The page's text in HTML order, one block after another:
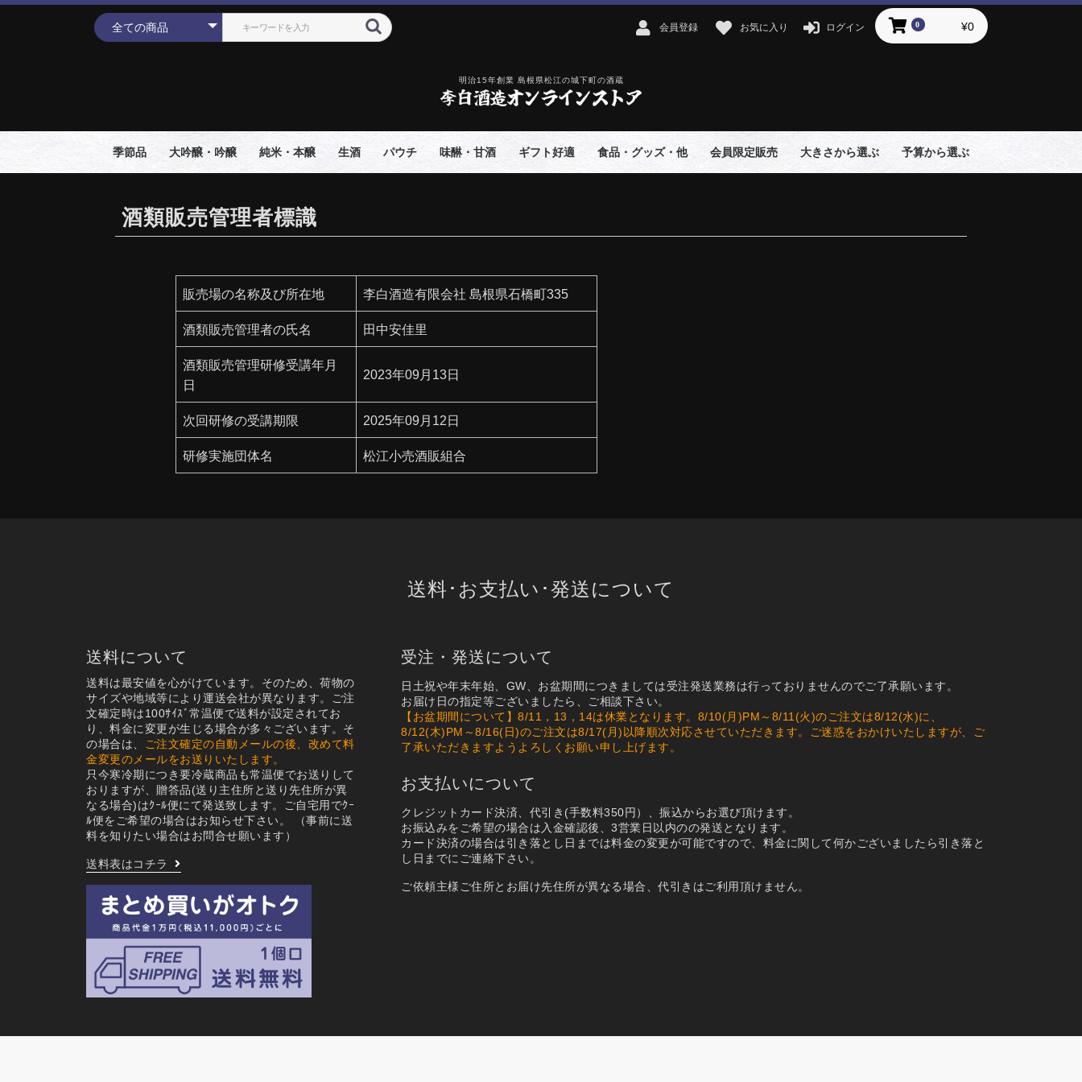
会員登録 お気に入り ログイン 0 ¥0
明治15年創業 島根県松江の城下町の酒蔵
季節品 大吟醸・吟醸 純米・本醸 生酒 パウチ 味醂・甘酒 ギフト好適 食品・グッズ・他 会員限定販売 大きさから選ぶ 予算から選ぶ
酒類販売管理者標識
販売場の名称及び所在地 李白酒造有限会社 島根県石橋町335
酒類販売管理者の氏名 田中安佳里
酒類販売管理研修受講年月
日
2023年09月13日
次回研修の受講期限 2025年09月12日
研修実施団体名 松江小売酒販組合
送料･お支払い･発送について
送料について
送料は最安値を心がけています。そのため、荷物の
サイズや地域等により運送会社が異なります。ご注
文確定時は100ｻｲｽﾞ常温便で送料が設定されてお
り、料金に変更が生じる場合が多々ございます。そ
の場合は、
ご注文確定の自動メールの後、改めて料
金変更のメールをお送りいたします。
只今寒冷期につき要冷蔵商品も常温便でお送りして
おりますが、贈答品(送り主住所と送り先住所が異
なる場合)はｸｰﾙ便にて発送致します。ご自宅用でｸｰ
ﾙ便をご希望の場合はお知らせ下さい。
（事前に送
料を知りたい場合はお問合せ願います）
送料表はコチラ
受注・発送について
日土祝や年末年始、GW、お盆期間につきましては受注発送業務は行っておりませんのでご了承願います。
お届け日の指定等ございましたら、ご相談下さい。
【お盆期間について】8/11，13，14は休業となります。8/10(月)PM～8/11(火)のご注文は8/12(水)に、
8/12(木)PM～8/16(日)のご注文は8/17(月)以降順次対応させていただきます。ご迷惑をおかけいたしますが、ご
了承いただきますようよろしくお願い申し上げます。
お支払いについて
クレジットカード決済、代引き(手数料350円）、振込からお選び頂けます。
お振込みをご希望の場合は入金確認後、3営業日以内のの発送となります。
カード決済の場合は引き落とし日までは料金の変更が可能ですので、料金に関して何かございましたら引き落と
し日までにご連絡下さい。
ご依頼主様ご住所とお届け先住所が異なる場合、代引きはご利用頂けません。